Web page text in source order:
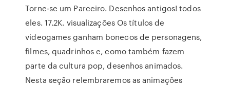
Torne-se um Parceiro. Desenhos antigos! todos
eles. 17.2K. visualizações Os títulos de
videogames ganham bonecos de personagens,
filmes, quadrinhos e, como também fazem
parte da cultura pop, desenhos animados.
Nesta seção relembraremos as animações